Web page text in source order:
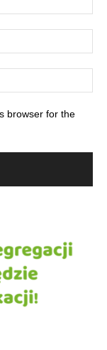
browser for the